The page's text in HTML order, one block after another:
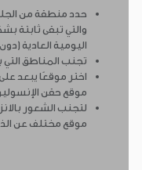
حدد منطقة من الجلد
والتي تبقى ثابتة
اليومية العادية (دون
تجنب المناطق التي
موقع حقن الإنسولين
لتجنب الشعور
موقع مختلف عن الذي